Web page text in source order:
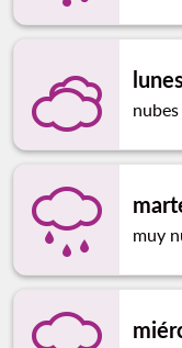
muy